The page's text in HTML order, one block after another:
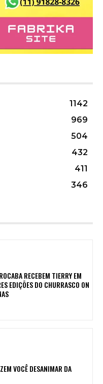
1142
969
504
432
411
346
RECEBEM TIERRY EM
EDIÇÕES DO CHURRASCO ON
VOCÊ DESANIMAR DA